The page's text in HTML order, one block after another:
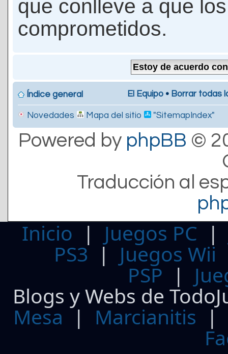
que conlleve a que
comprometidos.
Índice general El Equipo • Borrar todas
Novedades Mapa del sitio "SitemapIndex"
Powered by phpBB ©
Traducción al
Inicio | Juegos PC
PS3| Juegos Wii
PSP |
Blogs y Webs de
Mesa | Marcianitis |